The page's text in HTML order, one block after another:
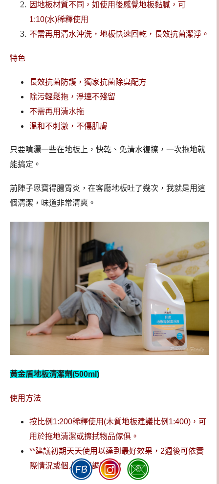
因地板材質不同，如使用後感覺地板黏膩，可
1:10(水)稀釋使用
不需再用清水沖洗，地板快速回乾，長效抗菌潔淨。
特色
長效抗菌防護，獨家抗菌除臭配方
除污輕鬆拖，淨速不殘留
不需再用清水拖
溫和不刺激，不傷肌膚
只要噴灑一些在地板上，快乾、免清水復擦，一次拖地就
能搞定。
前陣子恩寶得腸胃炎，在客廳地板吐了幾次，我就是用這
個清潔，味道非常清爽。
黃金盾地板清潔劑(500ml)
使用方法
按比例1:200稀釋使用(木質地板建議比例1:400)，可
用於拖地清潔或擦拭物品傢俱。
**建議初期天天使用以達到最好效果，2週後可依實
際情況或個人喜好調整。**